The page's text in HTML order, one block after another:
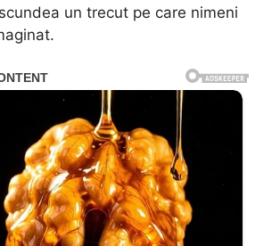
un trecut pe care nimeni